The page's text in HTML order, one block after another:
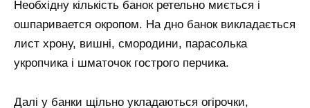
Необхідну кількість банок ретельно миється і
ошпаривается окропом. На дно банок викладається
лист хрону, вишні, смородини, парасолька
укропчика і шматочок гострого перчика.
Далі у банки щільно укладаються огірочки,